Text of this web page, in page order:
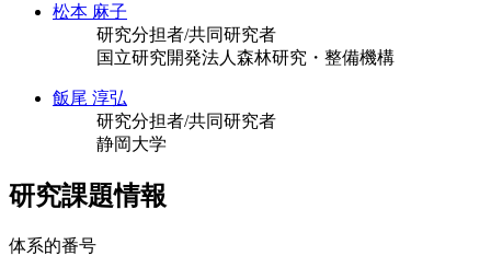
松本 麻子
研究分担者/共同研究者
国立研究開発法人森林研究・整備機構
飯尾 淳弘
研究分担者/共同研究者
静岡大学
研究課題情報
体系的番号